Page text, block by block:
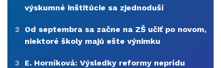
výskumné inštitúcie sa zjednoduší
2
Od septembra sa začne na ZŠ učiť po novom,
niektoré školy majú ešte výnimku
3
E. Horníková: Výsledky reformy neprídu